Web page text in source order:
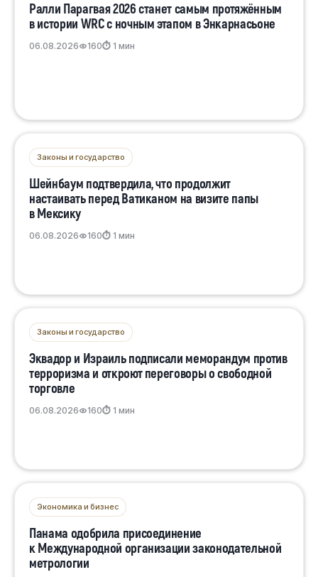
Ралли Парагвая 2026 станет самым протяжённым
в истории WRC с ночным этапом в Энкарнасьоне
06.08.2026 160⏱ 1 мин
Законы и государство
Шейнбаум подтвердила, что продолжит
настаивать перед Ватиканом на визите папы
в Мексику
06.08.2026 160⏱ 1 мин
Законы и государство
Эквадор и Израиль подписали меморандум против
терроризма и откроют переговоры о свободной
торговле
06.08.2026 160⏱ 1 мин
Экономика и бизнес
Панама одобрила присоединение
к Международной организации законодательной
метрологии